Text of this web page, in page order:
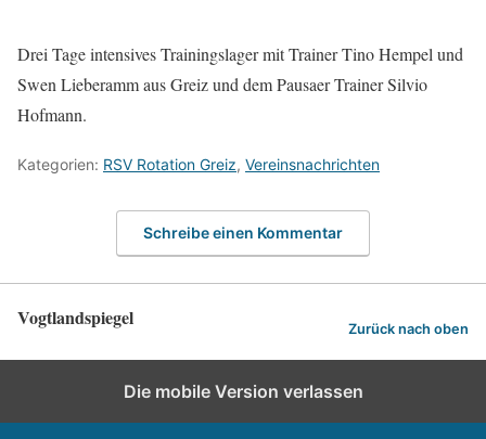
Drei Tage intensives Trainingslager mit Trainer Tino Hempel und
Swen Lieberamm aus Greiz und dem Pausaer Trainer Silvio
Hofmann.
Kategorien: RSV Rotation Greiz, Vereinsnachrichten
Schreibe einen Kommentar
Vogtlandspiegel Zurück nach oben
Die mobile Version verlassen